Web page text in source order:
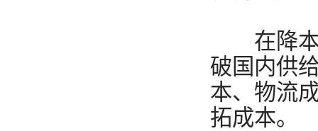
在降本
破国内供
本、物流
拓成本。